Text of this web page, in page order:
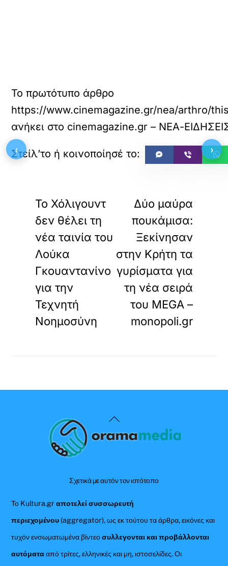
Το πρωτότυπο άρθρο
https://www.cinemagazine.gr/nea/arthro/
ανήκει στο cinemagazine.gr – ΝΕΑ-
Το Χόλιγουντ
δεν θέλει τη
νέα ταινία του
Λούκα
Γκουαντανίνο
για την
Τεχνητή
Νοημοσύνη
Δύο μαύρα
πουκάμισα:
Ξεκίνησαν
στην Κρήτη τα
γυρίσματα για
τη νέα σειρά
του MEGA –
monopoli.gr
Back
To
Σχετικά με αυτόν τον ιστότοπο
Το Kultura.grαποτελεί συσσωρευτή
περιεχομένου (aggregator), ως εκ τούτου τα άρθρα, εικόνες και
τυχόν ενσωματωμένα βίντεοσυλλεγονται και προβάλλονται
αυτόματααπό τρίτες, ελληνικές και μη, ιστοσελίδες. Οι
‹ ›